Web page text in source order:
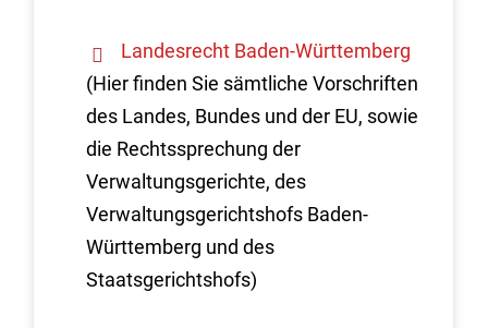
Landesrecht Baden-Württemberg
(Hier finden Sie sämtliche Vorschriften
des Landes, Bundes und der EU, sowie
die Rechtssprechung der
Verwaltungsgerichte, des
Verwaltungsgerichtshofs Baden-
Württemberg und des
Staatsgerichtshofs)